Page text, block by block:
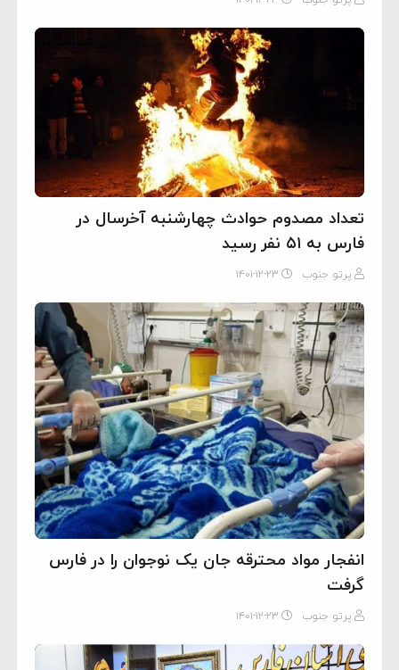
تعداد مصدوم حوادث چهارشنبه آخرسال در
فارس به ۵۱ نفر رسید
پرتو جنوب ۱۴۰۱-۱۲-۲۳
انفجار مواد محترقه جان یک نوجوان را در فارس
گرفت
پرتو جنوب ۱۴۰۱-۱۲-۲۳